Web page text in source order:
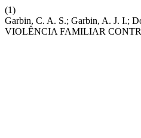
(1)
Garbin, C. A. S.; Garbin, A. J. I.;
VIOLÊNCIA FAMILIAR